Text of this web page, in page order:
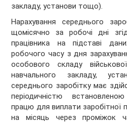
закладу, установи тощо).
Нарахування середнього
щомісячно за робочі дні
працівника на підставі
робочого часу з дня
особового складу
навчального закладу,
середнього заробітку має
періодичністю
працю для виплати заробітної
на місяць через проміжок